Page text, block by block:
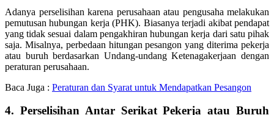
Adanya perselisihan karena perusahaan atau pengusaha melakukan
pemutusan hubungan kerja (PHK). Biasanya terjadi akibat pendapat
yang tidak sesuai dalam pengakhiran hubungan kerja dari satu pihak
saja. Misalnya, perbedaan hitungan pesangon yang diterima pekerja
atau buruh berdasarkan Undang-undang Ketenagakerjaan dengan
peraturan perusahaan.
Baca Juga : Peraturan dan Syarat untuk Mendapatkan Pesangon
4. Perselisihan Antar Serikat Pekerja atau Buruh